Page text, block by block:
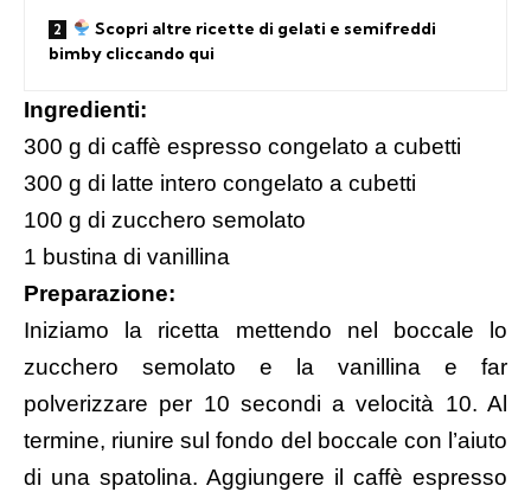
Scopri altre ricette di gelati e semifreddi
bimby cliccando qui
Ingredienti:
300 g di caffè espresso congelato a cubetti
300 g di latte intero congelato a cubetti
100 g di zucchero semolato
1 bustina di vanillina
Preparazione:
Iniziamo la ricetta mettendo nel boccale lo
zucchero semolato e la vanillina e far
polverizzare per 10 secondi a velocità 10. Al
termine, riunire sul fondo del boccale con l’aiuto
di una spatolina. Aggiungere il caffè espresso